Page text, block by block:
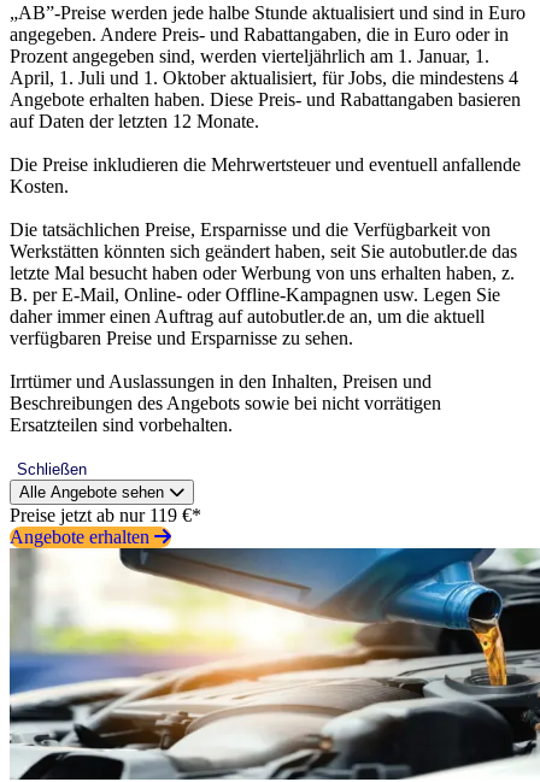
„AB”-Preise werden jede halbe Stunde aktualisiert und sind in Euro
angegeben. Andere Preis- und Rabattangaben, die in Euro oder in
Prozent angegeben sind, werden vierteljährlich am 1. Januar, 1.
April, 1. Juli und 1. Oktober aktualisiert, für Jobs, die mindestens 4
Angebote erhalten haben. Diese Preis- und Rabattangaben basieren
auf Daten der letzten 12 Monate.
Die Preise inkludieren die Mehrwertsteuer und eventuell anfallende
Kosten.
Die tatsächlichen Preise, Ersparnisse und die Verfügbarkeit von
Werkstätten könnten sich geändert haben, seit Sie autobutler.de das
letzte Mal besucht haben oder Werbung von uns erhalten haben, z.
B. per E-Mail, Online- oder Offline-Kampagnen usw. Legen Sie
daher immer einen Auftrag auf autobutler.de an, um die aktuell
verfügbaren Preise und Ersparnisse zu sehen.
Irrtümer und Auslassungen in den Inhalten, Preisen und
Beschreibungen des Angebots sowie bei nicht vorrätigen
Ersatzteilen sind vorbehalten.
Schließen
Alle Angebote sehen
Preise jetzt ab nur 119 €*
Angebote erhalten